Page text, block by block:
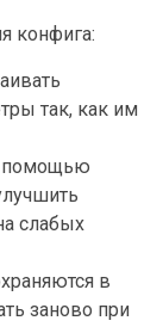
конфига:
так, как им
помощью
слабых
в
заново при